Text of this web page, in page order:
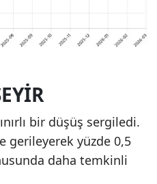
bir düşüş sergiledi.
gerileyerek yüzde 0,5
daha temkinli